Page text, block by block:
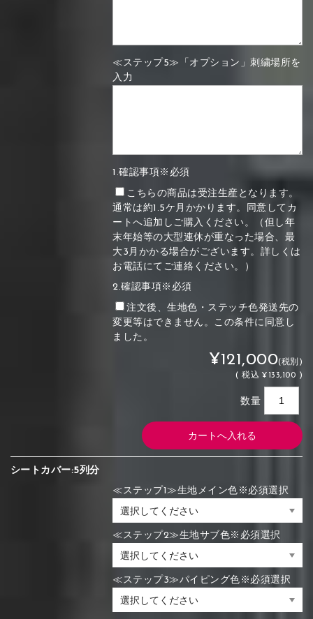
≪ステップ5≫「オプション」刺繍場所を
入力
1.確認事項※必須
こちらの商品は受注生産となります。
通常は約1.5ケ月かかります。同意してカ
ートへ追加しご購入ください。（但し年
末年始等の大型連休が重なった場合、最
大3月かかる場合がございます。詳しくは
お電話にてご連絡ください。）
2.確認事項※必須
注文後、生地色・ステッチ色発送先の
変更等はできません。この条件に同意し
ました。
¥121,000(税別)
(税込 ¥133,100 )
数量
シートカバー:5列分
≪ステップ1≫生地メイン色※必須選択
≪ステップ2≫生地サブ色※必須選択
≪ステップ3≫パイピング色※必須選択